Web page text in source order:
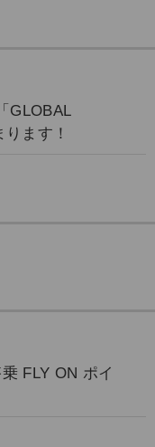
GLOBAL
ます！
FLY ON ポイ